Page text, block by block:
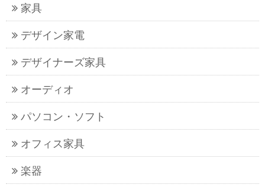
家具
デザイン家電
デザイナーズ家具
オーディオ
パソコン・ソフト
オフィス家具
楽器